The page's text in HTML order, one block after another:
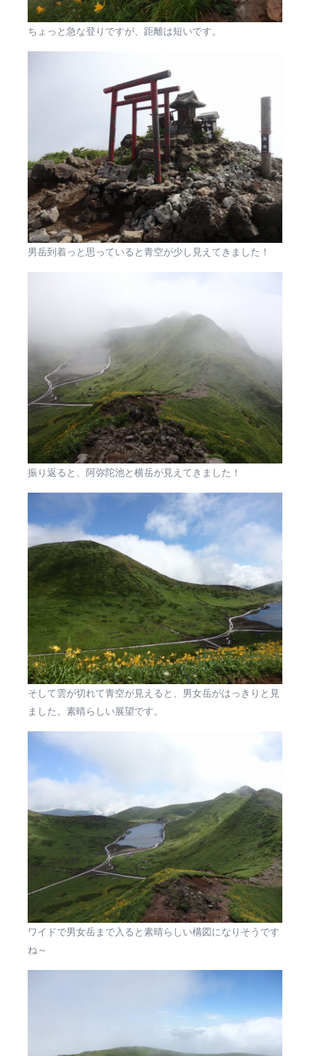
ちょっと急な登りですが、距離は短いです。
男岳到着っと思っていると青空が少し見えてきました！
振り返ると、阿弥陀池と横岳が見えてきました！
そして雲が切れて青空が見えると、男女岳がはっきりと見
ました。素晴らしい展望です。
ワイドで男女岳まで入ると素晴らしい構図になりそうです
ね～